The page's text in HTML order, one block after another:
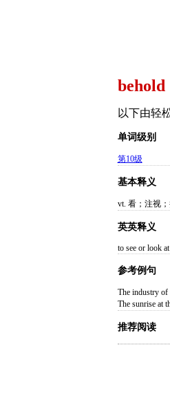
behold
以下由轻
单词级别
第10级
基本释义
vt. 看；注视
英英释义
to see or look at
参考例句
The industry
The sunrise at
推荐阅读